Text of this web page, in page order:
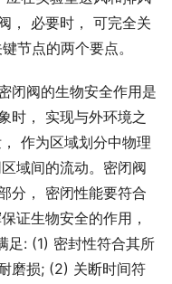
， 必要时， 可完全关
节点的两个要点。
闭阀的生物安全作用是
时， 实现与外环境之
作为区域划分中物理
域间的流动。密闭阀
分， 密闭性能要符合
证生物安全的作用，
足: (1) 密封性符合其所
磨损; (2) 关断时间符